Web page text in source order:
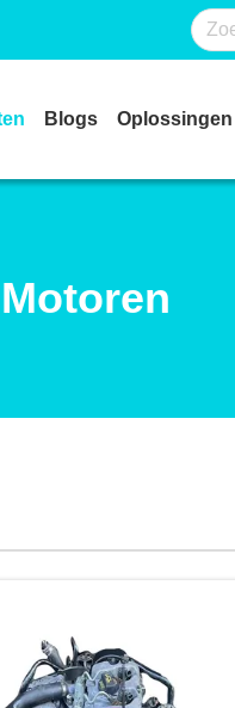
Blogs Oplossingen